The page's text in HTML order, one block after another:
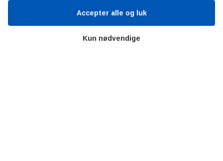
Teknologisk Institut
Bitva
Kun nødvendige
Accepter alle og luk